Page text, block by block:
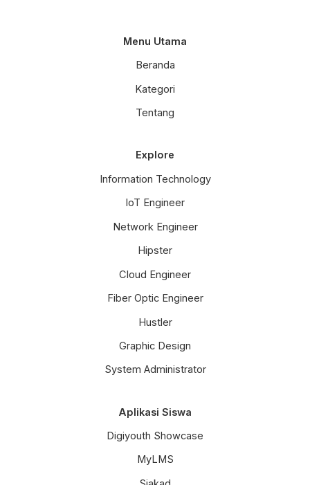
Menu Utama
Beranda
Kategori
Tentang
Explore
Information Technology
IoT Engineer
Network Engineer
Hipster
Cloud Engineer
Fiber Optic Engineer
Hustler
Graphic Design
System Administrator
Aplikasi Siswa
Digiyouth Showcase
MyLMS